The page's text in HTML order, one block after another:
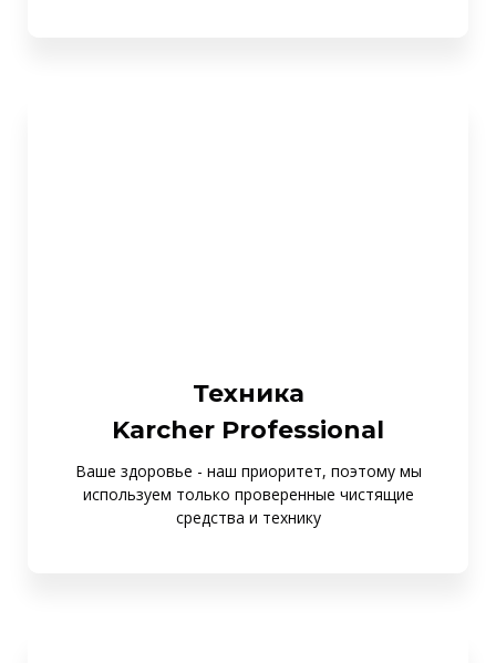
Техника
Karcher Professional
Ваше здоровье - наш приоритет, поэтому мы
используем только проверенные чистящие
средства и технику